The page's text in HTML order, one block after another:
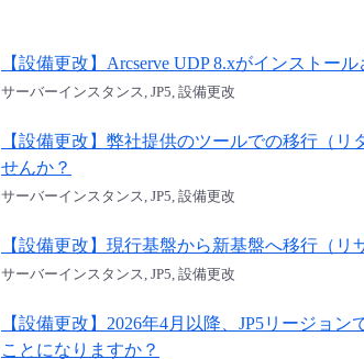
【設備更改】Arcserve UDP 8.xがインストー
サーバーインスタンス, JP5, 設備更改
【設備更改】弊社提供のツールでの移行（
せんか？
サーバーインスタンス, JP5, 設備更改
【設備更改】現行基盤から新基盤へ移行（
サーバーインスタンス, JP5, 設備更改
【設備更改】2026年4月以降、JP5リージョ
ことになりますか？